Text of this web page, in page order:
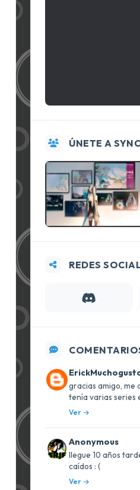
ÚNETE A
REDES
gracias amigo, me
tenía varias series
Ver
Anonymous
llegue 10 años
caídos : (
Ver